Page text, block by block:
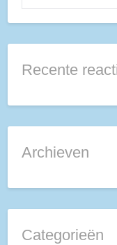
Recente
Archieven
Categorieën